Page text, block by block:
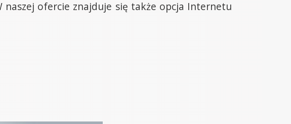
naszej ofercie znajduje się także opcja Internetu